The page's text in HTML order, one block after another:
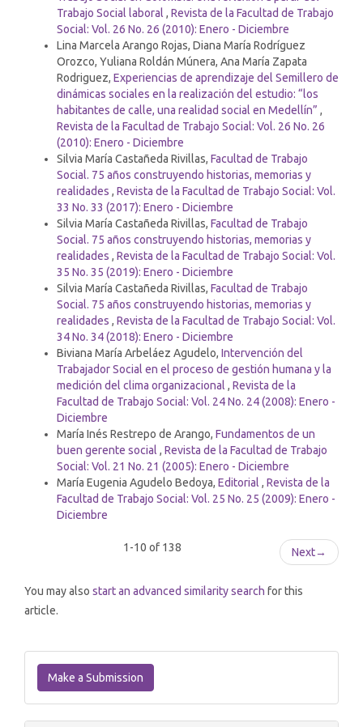
Trabajo Social laboral , Revista de la Facultad de Trabajo
Social: Vol. 26 No. 26 (2010): Enero - Diciembre
Lina Marcela Arango Rojas, Diana María Rodríguez
Orozco, Yuliana Roldán Múnera, Ana María Zapata
Rodriguez, Experiencias de aprendizaje del Semillero de
dinámicas sociales en la realización del estudio: “los
habitantes de calle, una realidad social en Medellín” ,
Revista de la Facultad de Trabajo Social: Vol. 26 No. 26
(2010): Enero - Diciembre
Silvia María Castañeda Rivillas, Facultad de Trabajo
Social. 75 años construyendo historias, memorias y
realidades , Revista de la Facultad de Trabajo Social: Vol.
33 No. 33 (2017): Enero - Diciembre
Silvia María Castañeda Rivillas, Facultad de Trabajo
Social. 75 años construyendo historias, memorias y
realidades , Revista de la Facultad de Trabajo Social: Vol.
35 No. 35 (2019): Enero - Diciembre
Silvia María Castañeda Rivillas, Facultad de Trabajo
Social. 75 años construyendo historias, memorias y
realidades , Revista de la Facultad de Trabajo Social: Vol.
34 No. 34 (2018): Enero - Diciembre
Biviana María Arbeláez Agudelo, Intervención del
Trabajador Social en el proceso de gestión humana y la
medición del clima organizacional , Revista de la
Facultad de Trabajo Social: Vol. 24 No. 24 (2008): Enero -
Diciembre
María Inés Restrepo de Arango, Fundamentos de un
buen gerente social , Revista de la Facultad de Trabajo
Social: Vol. 21 No. 21 (2005): Enero - Diciembre
María Eugenia Agudelo Bedoya, Editorial , Revista de la
Facultad de Trabajo Social: Vol. 25 No. 25 (2009): Enero -
Diciembre
1-10 of 138 Next→
You may also start an advanced similarity search for this
article.
a
Submission
Make a Submission